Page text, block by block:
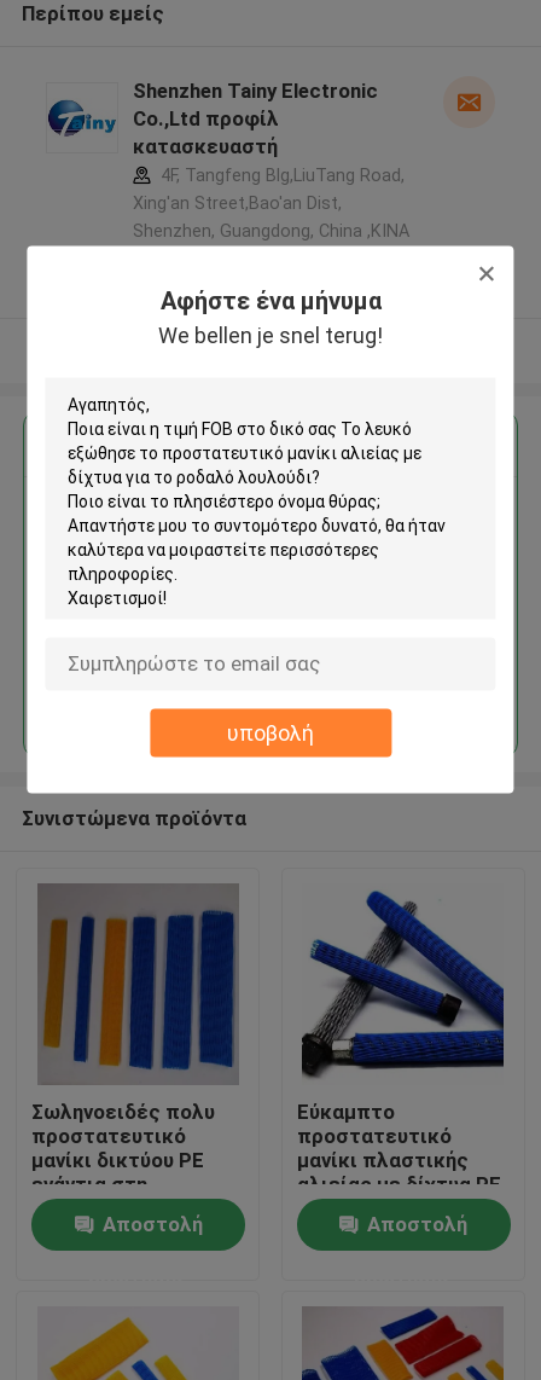
Αφήστε ένα μήνυμα
We bellen je snel terug!
υποβολή
Σπίτι
Περίπου εμείς
Περίπου εμείς
Shenzhen Tainy Electronic
Co.,Ltd προφίλ
κατασκευαστή
4F, Tangfeng Blg,LiuTang Road,
Xing'an Street,Bao'an Dist,
Shenzhen, Guangdong, China ,ΚΙΝΑ
Ελεγχμένος προμηθευτής
Δείτε περισσότερων
Αποκτήστε την καλύτερη τιμή για
Το λευκό εξώθησε το
προστατευτικό μανίκι αλιείας
Συνιστώμενα προϊόντα
Σωληνοειδές πολυ
προστατευτικό
μανίκι δικτύου PE
ενάντια στη
διάβρωση 200mm
Αποστολή
Εύκαμπτο
προστατευτικό
μανίκι πλαστικής
αλιείας με δίχτυα PE
για το μπουλόνι
μετάλλωνΑποστολή